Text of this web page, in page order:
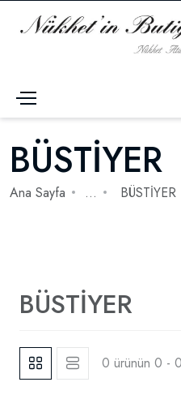
BÜSTİYER
Ana Sayfa ... BÜSTİYER
BÜSTİYER
0 ürünün 0 -